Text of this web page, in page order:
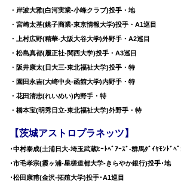
・岸波大雅(白河実業-小峰クラブ)投手・地
・宮崎太基(銚子商業-東京情報大学)投手・A1巡目
・上村広野(精華-大阪大谷大学)外野手・A2巡目
・松島真都(履正社-関西大学)投手・A3巡目
・阪井康太(日大三-東北福祉大学)投手・特
・園田永吉(大崎中央-函館大学)内野手・特
・花田清志(れいめい)内野手・特
・橋本宝(明秀日立-東北福祉大学)外野手・特
【茨城アストロプラネッツ】
･中村泰成(土浦日大-埼玉武蔵ﾋｰﾄﾍﾞｱｰｽﾞ-群馬ﾀﾞｲﾔﾓﾝﾄﾞﾍ
･市毛孝宗(霞ヶ浦-星槎道都大学-きらやか銀行)投手･地
･松田康甫(金沢-拓殖大学)投手･A1巡目